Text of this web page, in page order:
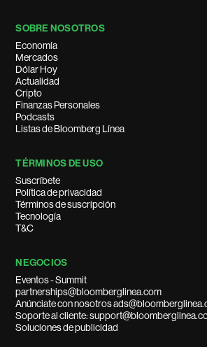
SOBRE NOSOTROS
Economía
Mercados
Dólar Hoy
Actualidad
Cripto
Finanzas Personales
Podcasts
Listas de Bloomberg Línea
TÉRMINOS DE USO
Suscríbete
Política de privacidad
Términos de suscripción
Tecnología
T&C
NEGOCIOS
Eventos - Summit
partnerships@bloomberglinea.com
Anúnciate con nosotros
Soporte al cliente:
Soluciones de publicidad